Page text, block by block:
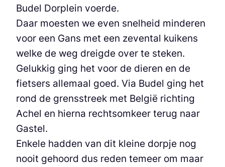
Budel Dorplein voerde.
Daar moesten we even snelheid minderen
voor een Gans met een zevental kuikens
welke de weg dreigde over te steken.
Gelukkig ging het voor de dieren en de
fietsers allemaal goed. Via Budel ging het
rond de grensstreek met België richting
Achel en hierna rechtsomkeer terug naar
Gastel.
Enkele hadden van dit kleine dorpje nog
nooit gehoord dus reden temeer om maar